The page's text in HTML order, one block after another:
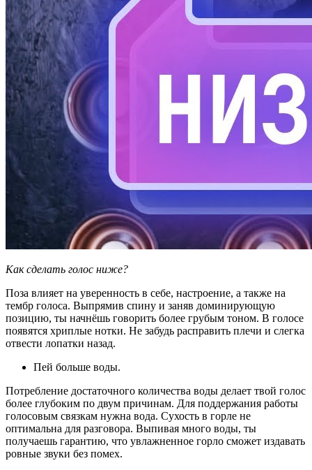
Как сделать голос ниже?
Поза влияет на уверенность в себе, настроение, а также на
тембр голоса. Выпрямив спину и заняв доминирующую
позицию, ты начнёшь говорить более грубым тоном. В голосе
появятся хриплые нотки. Не забудь расправить плечи и слегка
отвести лопатки назад.
Пей больше воды.
Потребление достаточного количества воды делает твой голос
более глубоким по двум причинам. Для поддержания работы
голосовым связкам нужна вода. Сухость в горле не
оптимальна для разговора. Выпивая много воды, ты
получаешь гарантию, что увлажненное горло сможет издавать
ровные звуки без помех.